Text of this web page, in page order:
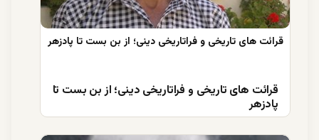
قرائت های تاریخی و فراتاریخی دینی؛ از بن بست تا
پادزهر